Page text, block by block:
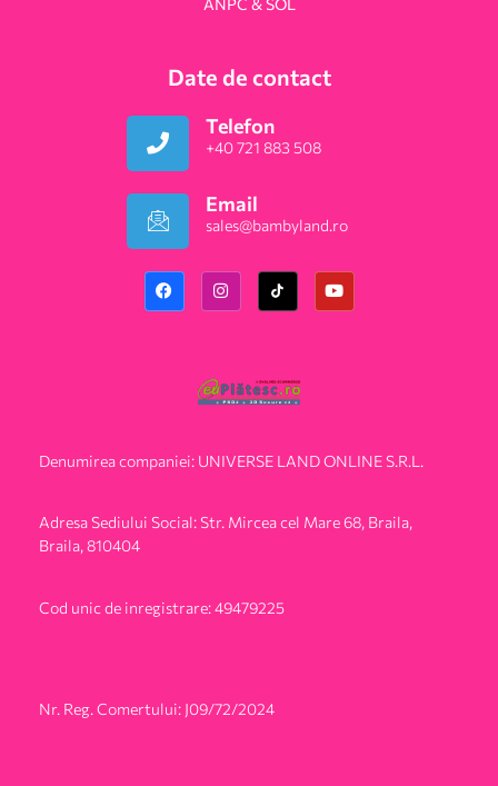
ANPC & SOL
Date de contact
Telefon
+40 721 883 508
Email
sales@bambyland.ro​
Denumirea companiei: UNIVERSE LAND ONLINE S.R.L.
Adresa Sediului Social: Str. Mircea cel Mare 68, Braila,
Braila, 810404
Cod unic de inregistrare: 49479225
Nr. Reg. Comertului: J09/72/2024